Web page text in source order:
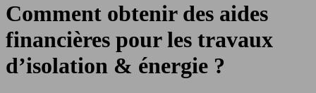
Comment obtenir des aides
financières pour les travaux
d’isolation & énergie ?